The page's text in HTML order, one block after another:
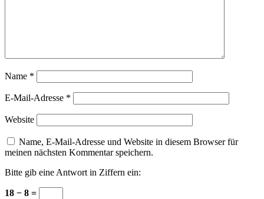
Name *
E-Mail-Adresse *
Website
Name, E-Mail-Adresse und Website in diesem Browser für
meinen nächsten Kommentar speichern.
Bitte gib eine Antwort in Ziffern ein:
18 − 8 =